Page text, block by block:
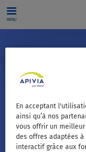
MENU
POUR ...
Mes
En acceptant
ainsi qu’à nos
vous offrir un
des offres adaptées
interactif grâce aux